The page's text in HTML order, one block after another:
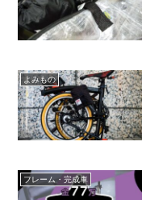
よみもの
フレーム・完成車